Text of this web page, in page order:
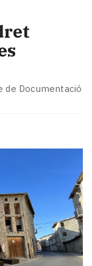
de Documentació